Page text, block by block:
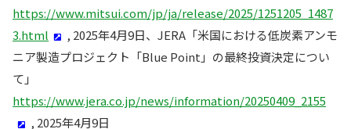
https://www.mitsui.com/jp/ja/release/2025/1251205_1487
3.html
, 2025年4月9日、JERA「米国における低炭素アンモ
ニア製造プロジェクト「Blue Point」の最終投資決定につい
て」
https://www.jera.co.jp/news/information/20250409_2155
, 2025年4月9日